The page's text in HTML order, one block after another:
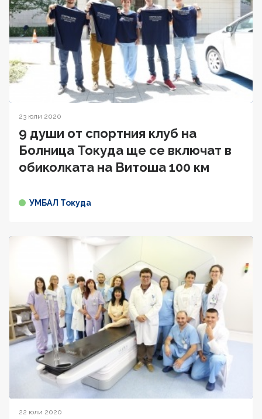
23 юли 2020
9 души от спортния клуб на
Болница Токуда ще се включат в
oбиколката на Витоша 100 км
УМБАЛ Токуда
22 юли 2020